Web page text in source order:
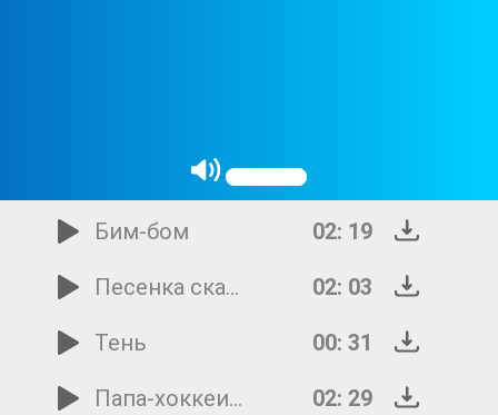
Был бы только музыкант
Бим-бом
02: 19
Песенка сказочных ослов
02: 03
Тень
00: 31
Папа-хоккеист
02: 29